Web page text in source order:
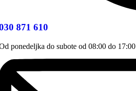
871 610
ponedeljka do subote od 08:00 do 17:00